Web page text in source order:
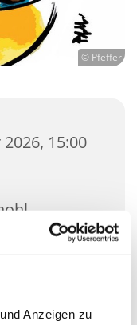
Anzeigen zu
© Pfeffer
15:00
Hagen